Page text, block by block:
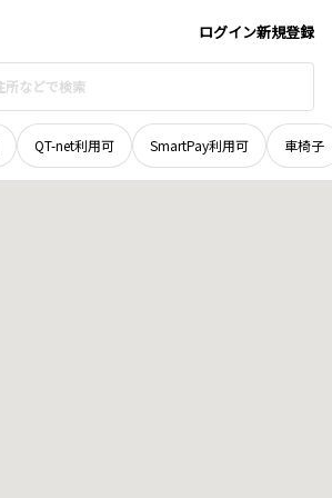
ログイン新規登録
QT-net利用可 SmartPay利用可 車椅子